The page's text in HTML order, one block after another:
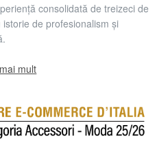
consolidată de treizeci de
istorie de profesionalism și
mult